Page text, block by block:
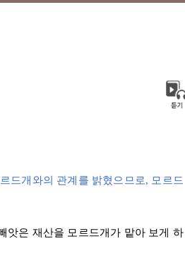
드개 와의 관계를 밝혔으므로, 모르드
앗은 재산을 모르드개 가 맡아 보게 하